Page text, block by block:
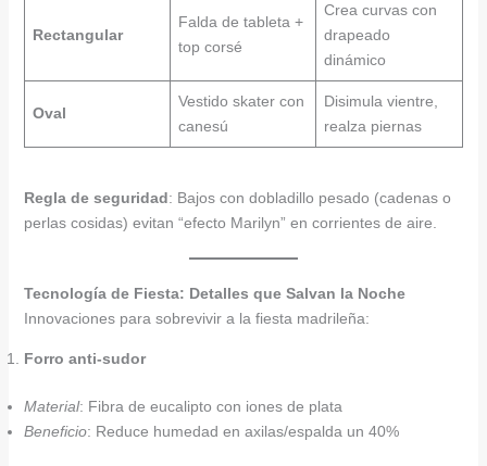
Rectangular
Falda de tableta +
top corsé
Crea curvas con
drapeado
dinámico
Oval
Vestido skater con
canesú
Disimula vientre,
realza piernas
Regla de seguridad: Bajos con dobladillo pesado (cadenas o
perlas cosidas) evitan “efecto Marilyn” en corrientes de aire.
Tecnología de Fiesta: Detalles que Salvan la Noche
Innovaciones para sobrevivir a la fiesta madrileña:
Forro anti-sudor
Material: Fibra de eucalipto con iones de plata
Beneficio: Reduce humedad en axilas/espalda un 40%